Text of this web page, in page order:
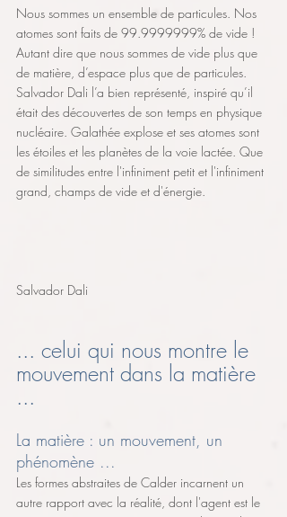
Nous sommes un ensemble de particules. Nos
atomes sont faits de 99.9999999% de vide !
Autant dire que nous sommes de vide plus que
de matière, d’espace plus que de particules.
Salvador Dali l’a bien représenté, inspiré qu’il
était des découvertes de son temps en physique
nucléaire. Galathée explose et ses atomes sont
les étoiles et les planètes de la voie lactée. Que
de similitudes entre l'infiniment petit et l'infiniment
grand, champs de vide et d'énergie.
Salvador Dali
... celui qui nous montre le
mouvement dans la matière
...
La matière : un mouvement, un
phénomène ...
Les formes abstraites de Calder incarnent un
autre rapport avec la réalité, dont l'agent est le